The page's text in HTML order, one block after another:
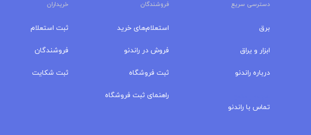
دسترسی سریع فروشندگان خریداران
برق
ابزار و یراق
درباره‌ راندنو
تماس با راندنو
استعلام‌های خرید
فروش در راندنو
ثبت فروشگاه
راهنمای ثبت فروشگاه
ثبت استعلام
فروشندگان
ثبت شکایت